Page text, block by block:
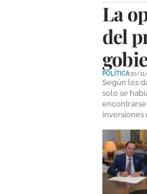
La
del
POLÍTICA30/
Según los
solo se
encontrarse
inversiones